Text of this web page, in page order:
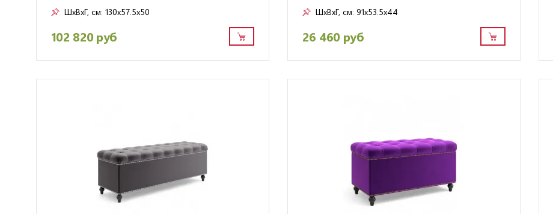
ШxВxГ, см: 130x57.5x50
102 820 руб
ШxВxГ, см: 91x53.5x44
26 460 руб